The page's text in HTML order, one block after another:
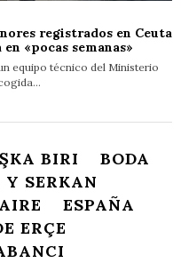
registrados en Ceuta
«pocas semanas»
equipo técnico del Ministerio
BIRI
BODA
Y SERKAN
ESPAÑA
ERÇE